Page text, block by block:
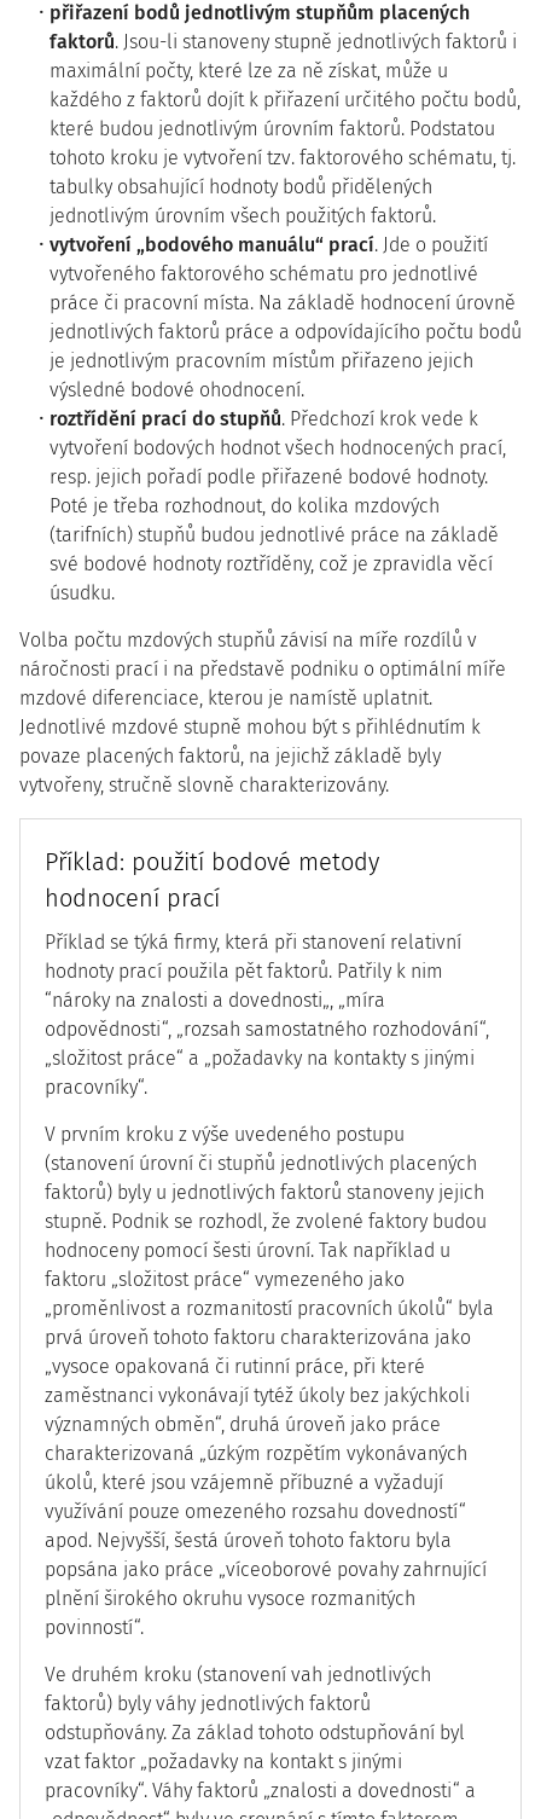
přiřazení bodů jednotlivým stupňům placených
faktorů. Jsou-li stanoveny stupně jednotlivých faktorů i
maximální počty, které lze za ně získat, může u
každého z faktorů dojít k přiřazení určitého počtu bodů,
které budou jednotlivým úrovním faktorů. Podstatou
tohoto kroku je vytvoření tzv. faktorového schématu, tj.
tabulky obsahující hodnoty bodů přidělených
jednotlivým úrovním všech použitých faktorů.
vytvoření „bodového manuálu“ prací. Jde o použití
vytvořeného faktorového schématu pro jednotlivé
práce či pracovní místa. Na základě hodnocení úrovně
jednotlivých faktorů práce a odpovídajícího počtu bodů
je jednotlivým pracovním místům přiřazeno jejich
výsledné bodové ohodnocení.
roztřídění prací do stupňů. Předchozí krok vede k
vytvoření bodových hodnot všech hodnocených prací,
resp. jejich pořadí podle přiřazené bodové hodnoty.
Poté je třeba rozhodnout, do kolika mzdových
(tarifních) stupňů budou jednotlivé práce na základě
své bodové hodnoty roztříděny, což je zpravidla věcí
úsudku.
Volba počtu mzdových stupňů závisí na míře rozdílů v
náročnosti prací i na představě podniku o optimální míře
mzdové diferenciace, kterou je namístě uplatnit.
Jednotlivé mzdové stupně mohou být s přihlédnutím k
povaze placených faktorů, na jejichž základě byly
vytvořeny, stručně slovně charakterizovány.
Příklad: použití bodové metody
hodnocení prací
Příklad se týká firmy, která při stanovení relativní
hodnoty prací použila pět faktorů. Patřily k nim
“nároky na znalosti a dovednosti„, „míra
odpovědnosti“, „rozsah samostatného rozhodování“,
„složitost práce“ a „požadavky na kontakty s jinými
pracovníky“.
V prvním kroku z výše uvedeného postupu
(stanovení úrovní či stupňů jednotlivých placených
faktorů) byly u jednotlivých faktorů stanoveny jejich
stupně. Podnik se rozhodl, že zvolené faktory budou
hodnoceny pomocí šesti úrovní. Tak například u
faktoru „složitost práce“ vymezeného jako
„proměnlivost a rozmanitostí pracovních úkolů“ byla
prvá úroveň tohoto faktoru charakterizována jako
„vysoce opakovaná či rutinní práce, při které
zaměstnanci vykonávají tytéž úkoly bez jakýchkoli
významných obměn“, druhá úroveň jako práce
charakterizovaná „úzkým rozpětím vykonávaných
úkolů, které jsou vzájemně příbuzné a vyžadují
využívání pouze omezeného rozsahu dovedností“
apod. Nejvyšší, šestá úroveň tohoto faktoru byla
popsána jako práce „víceoborové povahy zahrnující
plnění širokého okruhu vysoce rozmanitých
povinností“.
Ve druhém kroku (stanovení vah jednotlivých
faktorů) byly váhy jednotlivých faktorů
odstupňovány. Za základ tohoto odstupňování byl
vzat faktor „požadavky na kontakt s jinými
pracovníky“. Váhy faktorů „znalosti a dovednosti“ a